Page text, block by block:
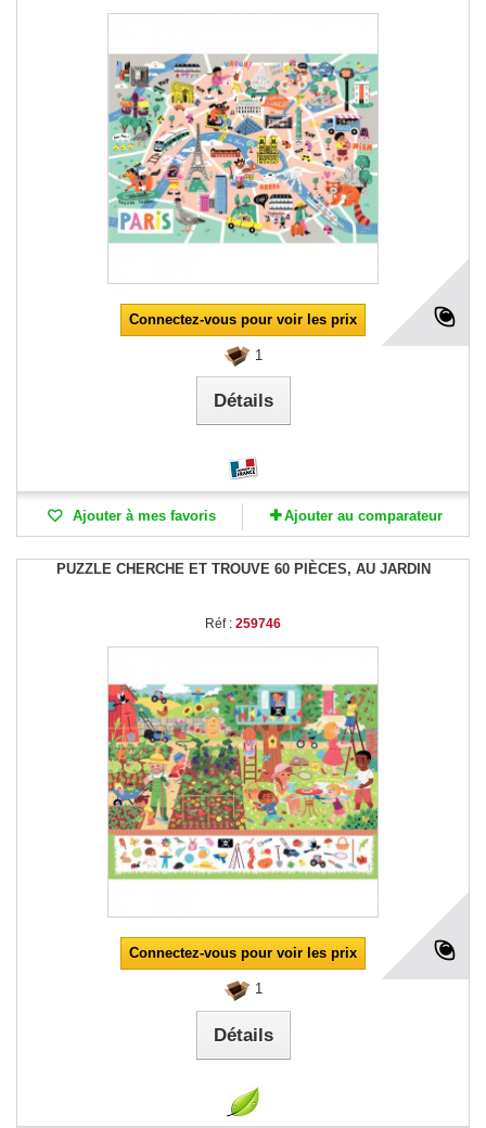
Connectez-vous pour voir les prix
1
Détails
Ajouter à mes favoris Ajouter au comparateur
PUZZLE CHERCHE ET TROUVE 60 PIÈCES, AU JARDIN
Réf : 259746
Connectez-vous pour voir les prix
1
Détails